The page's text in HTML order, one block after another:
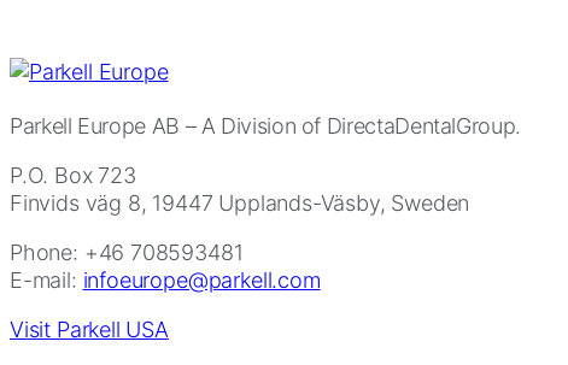
Parkell Europe AB – A Division of DirectaDentalGroup.
P.O. Box 723
Finvids väg 8, 19447 Upplands-Väsby, Sweden
Phone: +46 708593481
E-mail: infoeurope@parkell.com
Visit Parkell USA